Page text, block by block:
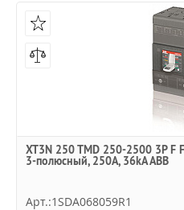
XT3N 250 TMD 250-2500 3P F
3-полюсный, 250А, 36kA ABB
Арт.:1SDA068059R1